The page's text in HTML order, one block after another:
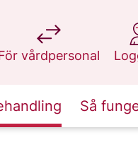
vårdpersonal
på 1177.se
på
Så